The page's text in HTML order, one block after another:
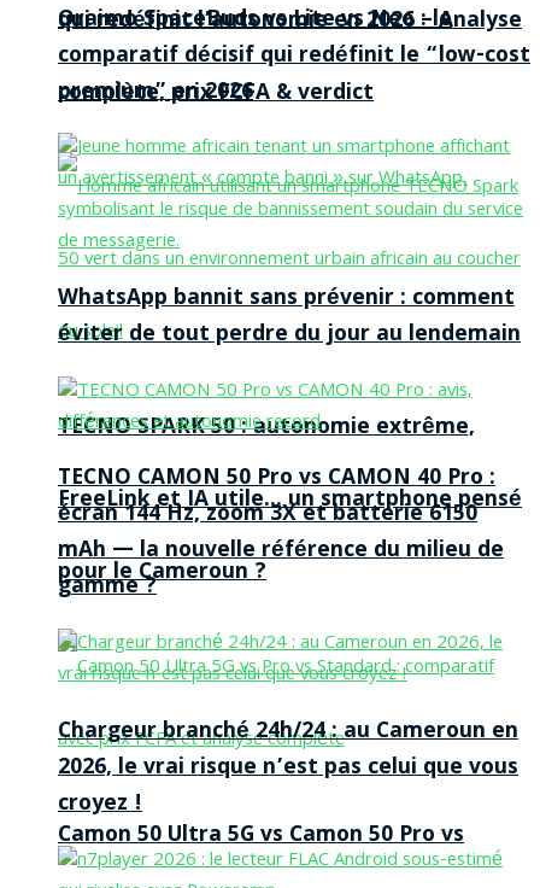
qui redéfinit l’autonomie en 2026 – Analyse
complète, prix FCFA & verdict
TECNO SPARK 50 : autonomie extrême,
FreeLink et IA utile… un smartphone pensé
pour le Cameroun ?
Camon 50 Ultra 5G vs Camon 50 Pro vs
Oraimo SpaceBuds vs Lite vs Neo : le
comparatif décisif qui redéfinit le “low-cost
premium” en 2026
WhatsApp bannit sans prévenir : comment
éviter de tout perdre du jour au lendemain
TECNO CAMON 50 Pro vs CAMON 40 Pro :
écran 144 Hz, zoom 3X et batterie 6150
mAh — la nouvelle référence du milieu de
gamme ?
Chargeur branché 24h/24 : au Cameroun en
2026, le vrai risque n’est pas celui que vous
croyez !